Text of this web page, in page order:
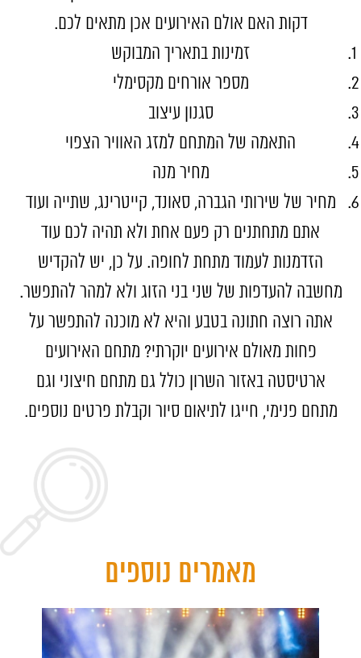
דקות האם אולם האירועים אכן מתאים לכם.
זמינות בתאריך המבוקש
מספר אורחים מקסימלי
סגנון עיצוב
התאמה של המתחם למזג האוויר הצפוי
מחיר מנה
מחיר של שירותי הגברה, סאונד, קייטרינג, שתייה ועוד
אתם מתחתנים רק פעם אחת ולא תהיה לכם עוד
הזדמנות לעמוד מתחת לחופה. על כן, יש להקדיש
מחשבה להעדפות של שני בני הזוג ולא למהר להתפשר.
אתה רוצה חתונה בטבע והיא לא מוכנה להתפשר על
פחות מאולם אירועים יוקרתי? מתחם האירועים
ארטיסטה באזור השרון כולל גם מתחם חיצוני וגם
מתחם פנימי, חייגו לתיאום סיור וקבלת פרטים נוספים.
מאמרים נוספים